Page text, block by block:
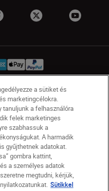
Adatvédelmi nyilatkozat
szerződési feltételek
vonatkozó beállítások
a sütiket és
marketingcélokra.
tanuljunk a felhasználóra
felek marketinges
szabhassuk a
A harmadik
gyűjthetnek adatokat.
gombra kattint,
a személyes adatok
megtudni, kérjük,
Sütikkel